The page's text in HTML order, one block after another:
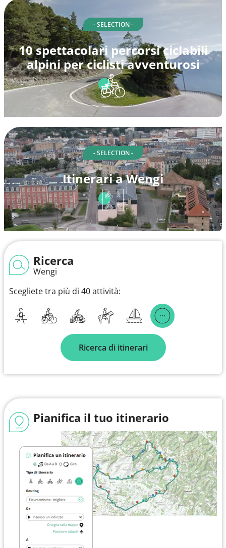
- SELECTION -
10 spettacolari percorsi ciclabili
alpini per ciclisti avventurosi
- SELECTION -
Itinerari a Wengi
Ricerca
Wengi
Scegliete tra più di 40 attività:
Ricerca di itinerari
Pianifica il tuo itinerario